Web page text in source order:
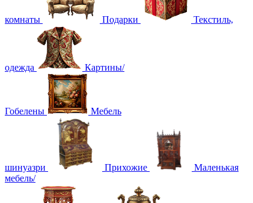
комнаты Подарки Текстиль,
одежда Картины/
Гобелены Мебель
шинуазри Прихожие
Маленькая
мебель/